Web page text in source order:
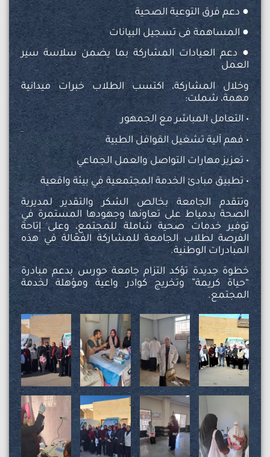
● دعم فرق التوعية الصحية
● المساهمة فى تسجيل البيانات
● دعم العيادات المشاركة بما يضمن سلاسة سير
العمل
وخلال المشاركة، اكتسب الطلاب خبرات ميدانية
مهمة، شملت:
• التعامل المباشر مع الجمهور
• فهم آلية تشغيل القوافل الطبية
• تعزيز مهارات التواصل والعمل الجماعي
• تطبيق مبادئ الخدمة المجتمعية في بيئة واقعية
وتتقدم الجامعة بخالص الشكر والتقدير لمديرية
الصحة بدمياط على تعاونها وجهودها المستمرة في
توفير خدمات صحية شاملة للمجتمع، وعلى إتاحة
الفرصة لطلاب الجامعة للمشاركة الفعّالة في هذه
المبادرات الوطنية.
خطوة جديدة تؤكد التزام جامعة حورس بدعم مبادرة
“حياة كريمة” وتخريج كوادر واعية ومؤهلة لخدمة
المجتمع.